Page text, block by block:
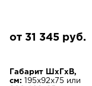
от 31 345 руб.
Габарит ШхГхВ,
см: 195х92х75 или